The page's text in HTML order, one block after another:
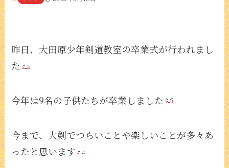
昨日、大田原少年剣道教室の卒業式が行われまし
た
今年は9名の子供たちが卒業しました
今まで、大剣でつらいことや楽しいことが多々あ
ったと思います